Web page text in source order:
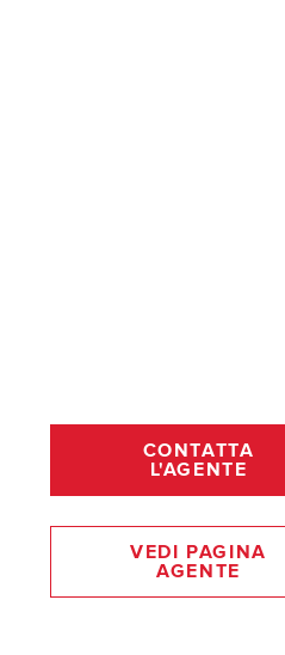
CONTATTA
L'AGENTE
VEDI PAGINA
AGENTE